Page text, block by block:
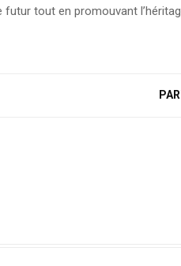
tout en promouvant